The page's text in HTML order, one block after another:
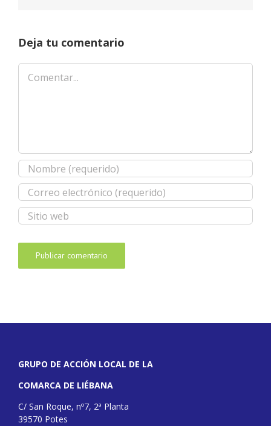
Deja tu comentario
Comentar
GRUPO DE ACCIÓN LOCAL DE LA
COMARCA DE LIÉBANA
C/ San Roque, nº7, 2ª Planta
39570 Potes